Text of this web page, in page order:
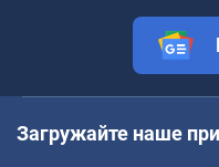
Загружайте наше